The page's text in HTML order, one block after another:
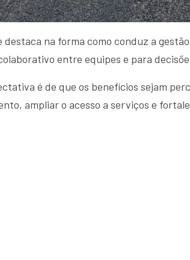
destaca na forma como conduz a
entre equipes e para
é de que os benefícios sejam
ampliar o acesso a serviços e